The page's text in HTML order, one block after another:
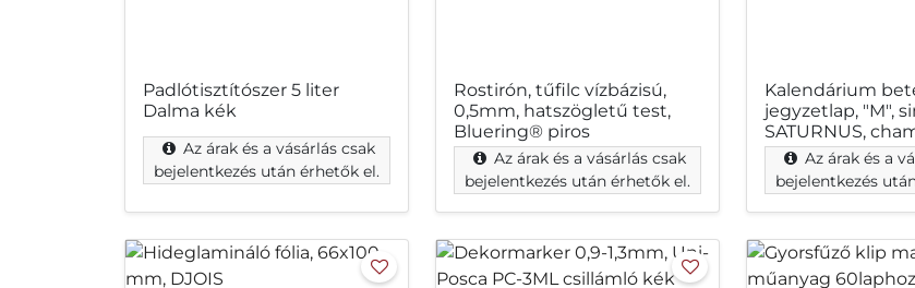
Padlótisztítószer 5 liter
Dalma kék
Az árak és a vásárlás csak
bejelentkezés után érhetők el.
Rostirón, tűfilc vízbázisú,
0,5mm, hatszögletű test,
Bluering® piros
Az árak és a vásárlás csak
bejelentkezés után érhetők el.
Kalendárium
jegyzetlap, "M",
SATURNUS,
Az árak és a
bejelentkezés